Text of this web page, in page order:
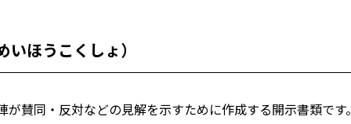
いほうこくしょ）
が賛同・反対などの見解を示すために作成する開示書類です。